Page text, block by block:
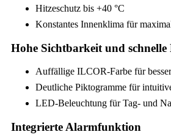
Hitzeschutz bis +40 °C
Konstantes Innenklima für
Hohe Sichtbarkeit und
Auffällige ILCOR-Farbe für
Deutliche Piktogramme für
LED-Beleuchtung für Tag- und
Integrierte Alarmfunktion